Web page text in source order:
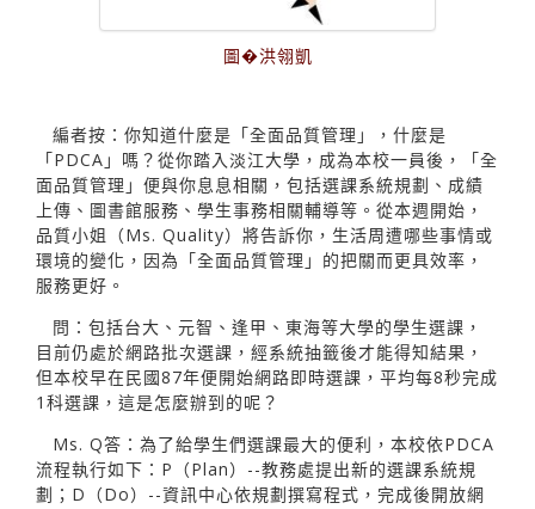
圖�洪翎凱
編者按：你知道什麼是「全面品質管理」，什麼是
「PDCA」嗎？從你踏入淡江大學，成為本校一員後，「全
面品質管理」便與你息息相關，包括選課系統規劃、成績
上傳、圖書館服務、學生事務相關輔導等。從本週開始，
品質小姐（Ms. Quality）將告訴你，生活周遭哪些事情或
環境的變化，因為「全面品質管理」的把關而更具效率，
服務更好。
問：包括台大、元智、逢甲、東海等大學的學生選課，
目前仍處於網路批次選課，經系統抽籤後才能得知結果，
但本校早在民國87年便開始網路即時選課，平均每8秒完成
1科選課，這是怎麼辦到的呢？
Ms. Q答：為了給學生們選課最大的便利，本校依PDCA
流程執行如下：P（Plan）--教務處提出新的選課系統規
劃；D（Do）--資訊中心依規劃撰寫程式，完成後開放網